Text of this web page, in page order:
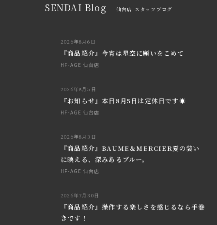
SENDAI Blog 仙台店 スタッフブログ
2026年8月6日
『商品紹介』今宵は星空に願いをこめて
HF-AGE 仙台店
2026年8月5日
『お知らせ』本日8月5日は定休日です☀
HF-AGE 仙台店
2026年8月3日
『商品紹介』BAUME＆MERCIER夏の装い
に映える、深みあるブルー。
HF-AGE 仙台店
2026年7月30日
『商品紹介』操作する楽しさを感じるなら手巻
きです！